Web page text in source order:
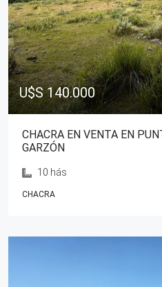
U$S 140.000
CHACRA EN VENTA EN
GARZÓN
10 hás
CHACRA